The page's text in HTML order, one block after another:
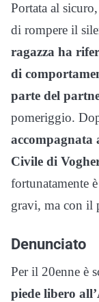
Portata al
di rompere il
ragazza ha
di
parte del
pomeriggio.
accompagnata
Civile di
fortunatamente
gravi, ma con il
Denunciato
Per il 20enne è
piede libero